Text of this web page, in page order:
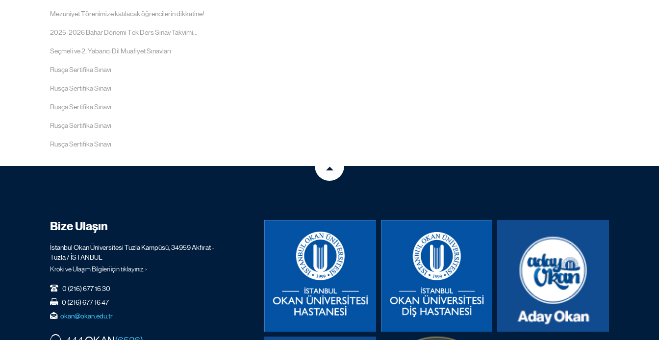
Mezuniyet Törenimize katılacak öğrencilerin dikkatine!
2025-2026 Bahar Dönemi Tek Ders Sınav Takvimi...
Seçmeli ve 2. Yabancı Dil Muafiyet Sınavları
Rusça Sertifika Sınavı
Rusça Sertifika Sınavı
Rusça Sertifika Sınavı
Rusça Sertifika Sınavı
Rusça Sertifika Sınavı
Bize Ulaşın
İstanbul Okan Üniversitesi Tuzla Kampüsü, 34959 Akfırat -
Tuzla / İSTANBUL
Kroki ve Ulaşım Bilgileri için tıklayınız. ›
0 (216) 677 16 30
0 (216) 677 16 47
okan@okan.edu.tr